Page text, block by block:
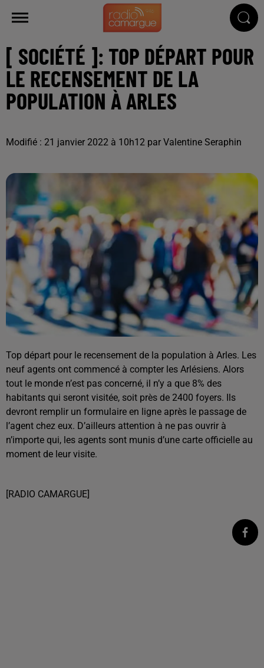
[ SOCIÉTÉ ]: TOP DÉPART POUR
LE RECENSEMENT DE LA
POPULATION À ARLES
Modifié : 21 janvier 2022 à 10h12 par Valentine Seraphin
Top départ pour le recensement de la population à Arles. Les
neuf agents ont commencé à compter les Arlésiens. Alors
tout le monde n’est pas concerné, il n’y a que 8% des
habitants qui seront visitée, soit près de 2400 foyers. Ils
devront remplir un formulaire en ligne après le passage de
l’agent chez eux. D’ailleurs attention à ne pas ouvrir à
n’importe qui, les agents sont munis d’une carte officielle au
moment de leur visite.
[RADIO CAMARGUE]